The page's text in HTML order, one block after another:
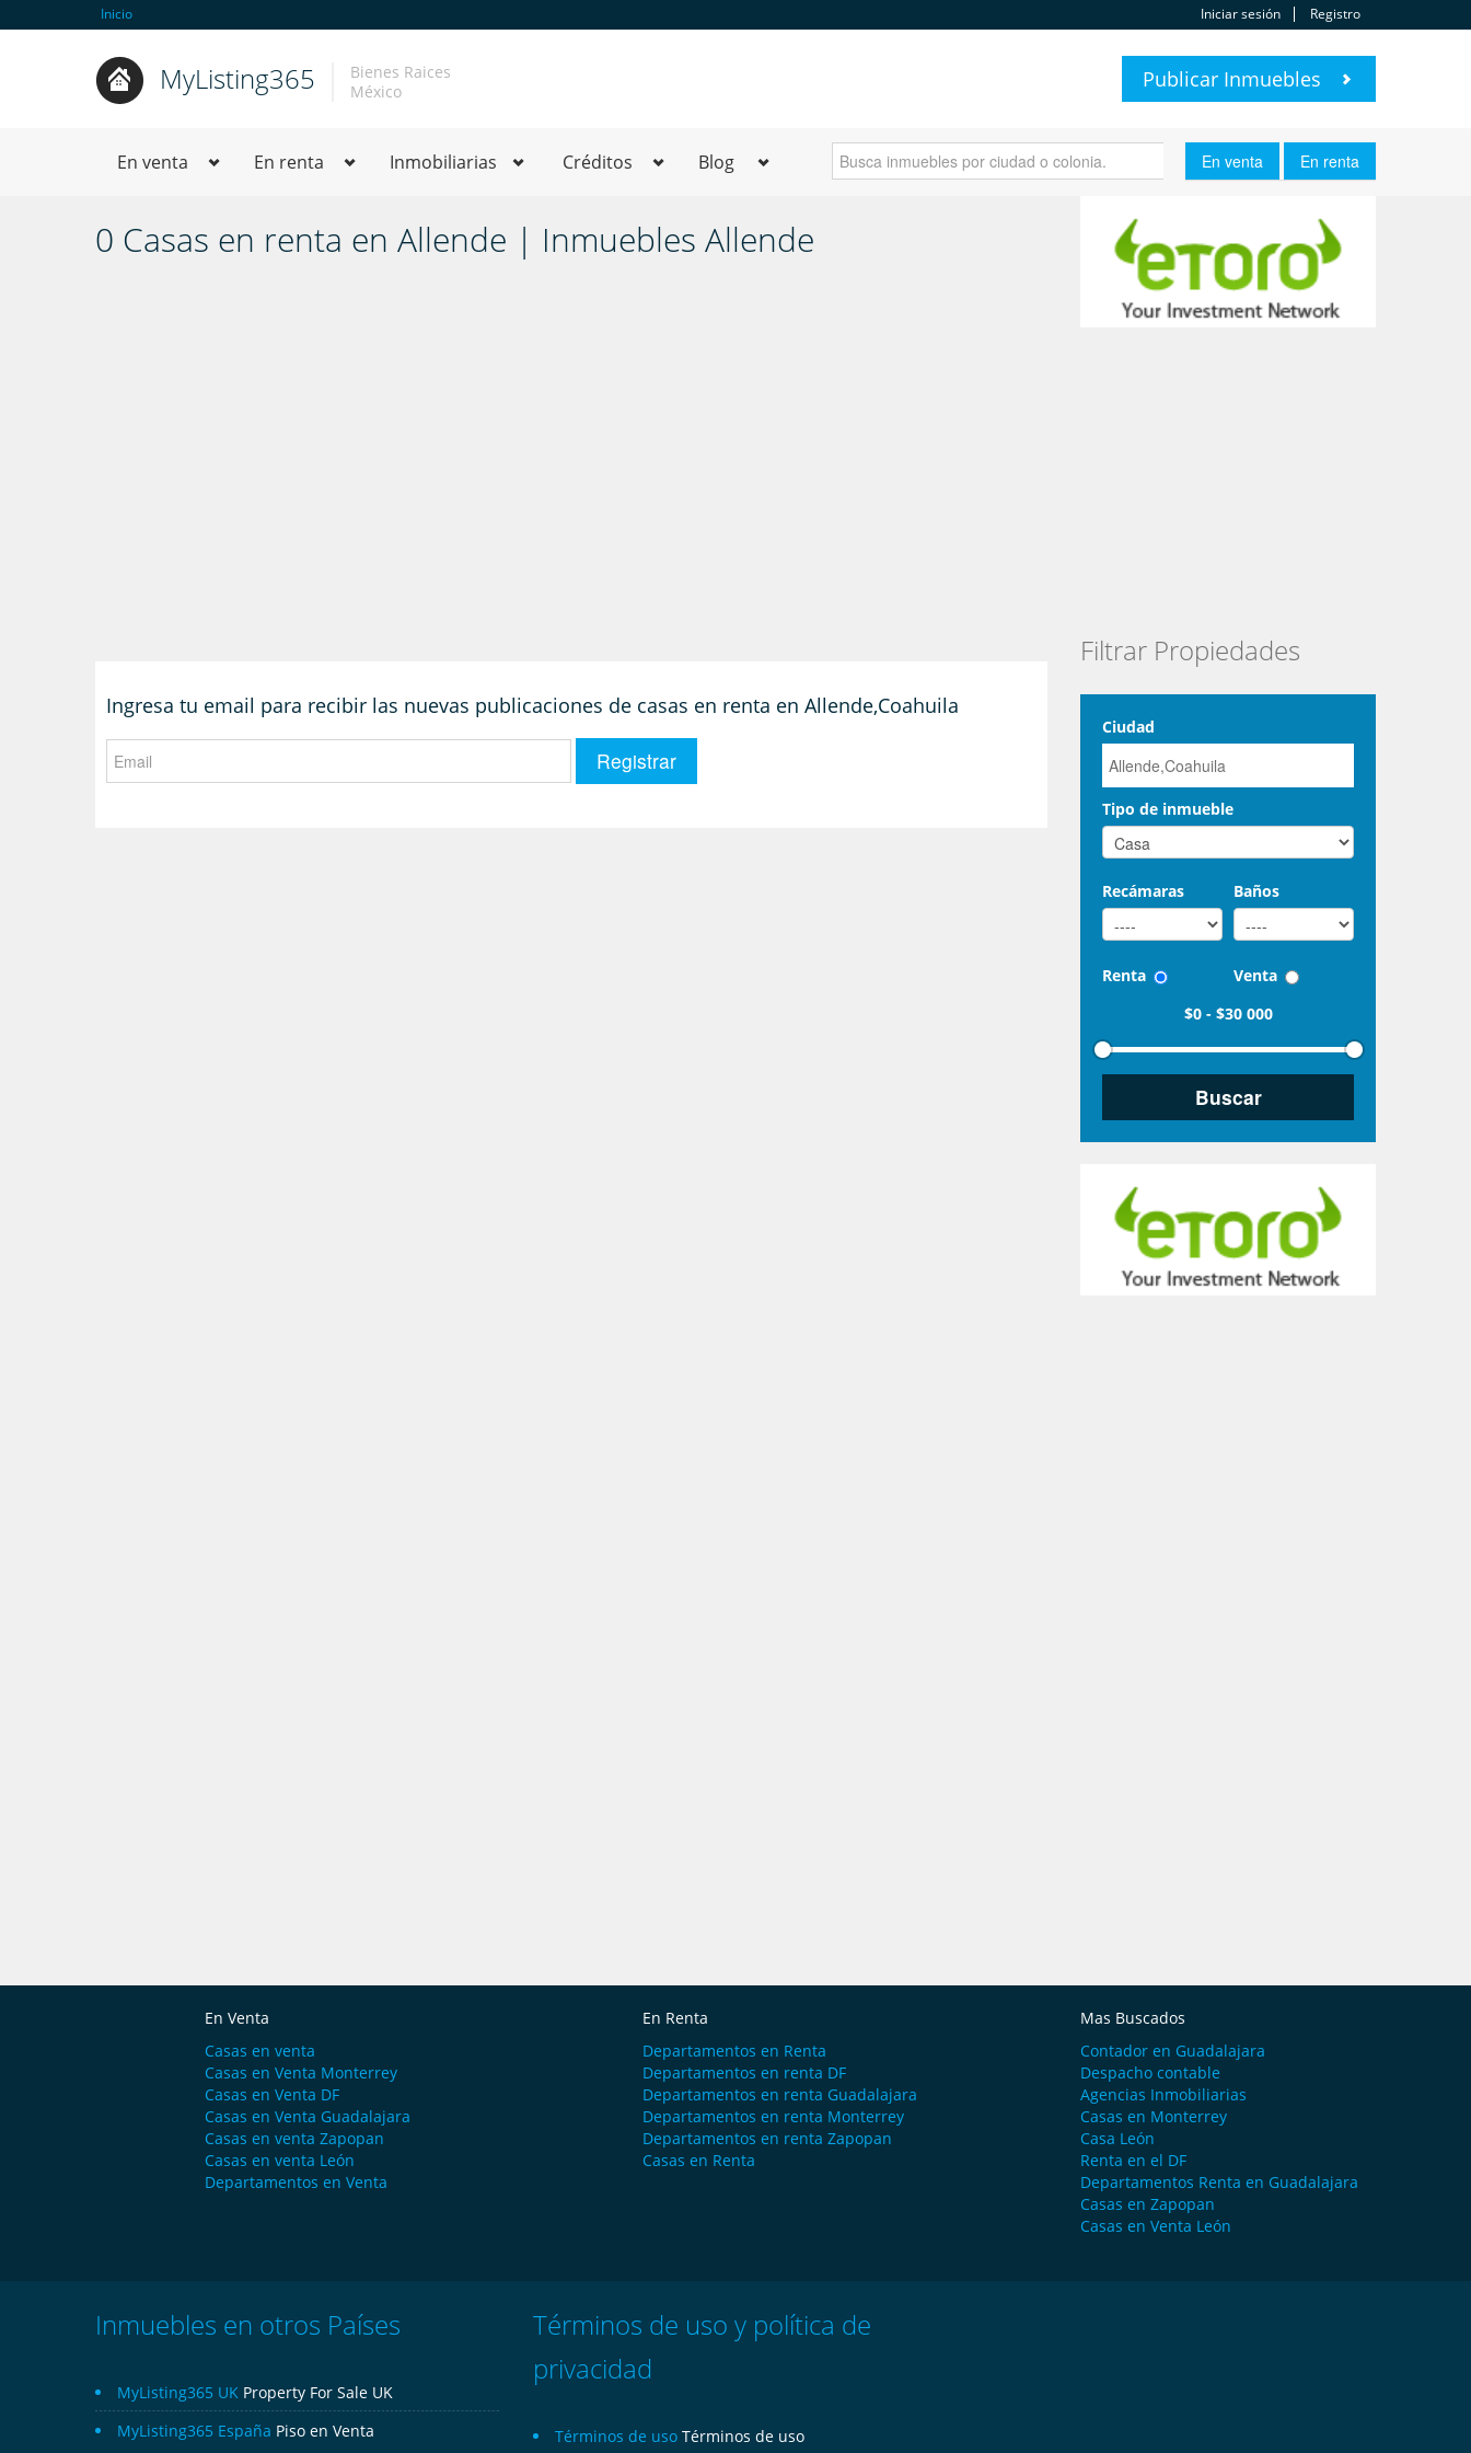
Inicio Iniciar sesión Registro
MyListing365
Bienes Raices
México
Publicar Inmuebles
En venta En renta Inmobiliarias Créditos Blog
0 Casas en renta en Allende | Inmuebles Allende
Ingresa tu email para recibir las nuevas publicaciones de casas en renta en Allende,Coahuila
Filtrar Propiedades
Ciudad
Tipo de inmueble
Recámaras Baños
Renta
Venta
$0- $30 000
En Venta
Casas en venta
Casas en Venta Monterrey
Casas en Venta DF
Casas en Venta Guadalajara
Casas en venta Zapopan
Casas en venta León
Departamentos en Venta
En Renta
Departamentos en Renta
Departamentos en renta DF
Departamentos en renta Guadalajara
Departamentos en renta Monterrey
Departamentos en renta Zapopan
Casas en Renta
Mas Buscados
Contador en Guadalajara
Despacho contable
Agencias Inmobiliarias
Casas en Monterrey
Casa León
Renta en el DF
Departamentos Renta en Guadalajara
Casas en Zapopan
Casas en Venta León
Inmuebles en otros Países
MyListing365 UK Property For Sale UK
MyListing365 España Piso en Venta
Términos de uso y política de
privacidad
Términos de uso Términos de uso